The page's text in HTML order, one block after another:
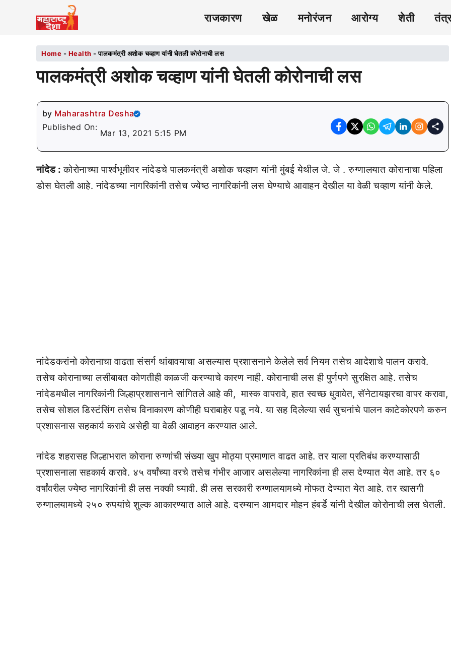
राजकारण खेळ मनोरंजन आरोग्य शेती
Home - Health -पालकमंत्री अशोक चव्हाण यांनी घेतली कोरोनाची लस
पालकमंत्री अशोक चव्हाण यांनी घेतली कोरोनाची लस
by Maharashtra Desha
Published On:
Mar 13, 2021 5:15 PM
नांदेड :कोरोनाच्या पार्श्वभूमीवर नांदेडचे पालकमंत्री अशोक चव्हाण यांनी मुंबई येथील जे. जे . रुग्णालयात कोरानाचा पहिला
डोस घेतली आहे. नांदेडच्या नागरिकांनी तसेच ज्येष्ठ नागरिकांनी लस घेण्याचे आवाहन देखील या वेळी चव्हाण यांनी केले.
नांदेडकरांनो कोरानाचा वाढता संसर्ग थांबावयाचा असल्यास प्रशासनाने केलेले सर्व नियम तसेच आदेशाचे पालन करावे.
तसेच कोरानाच्या लसीबाबत कोणतीही काळजी करण्याचे कारण नाही. कोरानाची लस ही पुर्णपणे सुरक्षित आहे. तसेच
नांदेडमधील नागरिकांनी जिल्हाप्रशासनाने सांगितले आहे की, मास्क वापरावे, हात स्वच्छ धुवावेत, सॅनेटायझरचा वापर करावा,
तसेच सोशल डिस्टंसिंग तसेच विनाकारण कोणीही घराबाहेर पडू नये. या सह दिलेल्या सर्व सुचनांचे पालन काटेकोरपणे करुन
प्रशासनास सहकार्य करावे असेही या वेळी आवाहन करण्यात आले.
नांदेड शहरासह जिल्हाभरात कोराना रुग्णांची संख्या खुप मोठ्या प्रमाणात वाढत आहे. तर याला प्रतिबंध करण्यासाठी
प्रशासनाला सहकार्य करावे. ४५ वर्षांच्या वरचे तसेच गंभीर आजार असलेल्या नागरिकांना ही लस देण्यात येत आहे. तर ६०
वर्षांवरील ज्येष्ठ नागरिकांनी ही लस नक्की घ्यावी. ही लस सरकारी रुग्णालयामध्ये मोफत देण्यात येत आहे. तर खासगी
रुग्णालयामध्ये २५० रुपयांचे शुल्क आकारण्यात आले आहे. दरम्यान आमदार मोहन हंबर्डे यांनी देखील कोरोनाची लस घेतली.